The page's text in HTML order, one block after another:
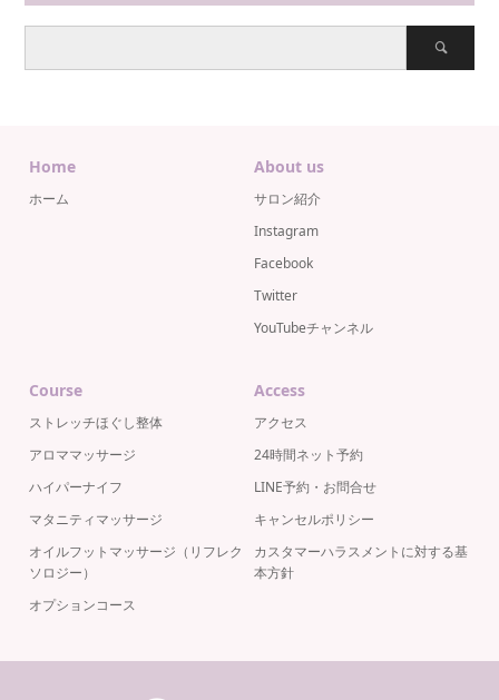
Home
ホーム
About us
サロン紹介
Instagram
Facebook
Twitter
YouTubeチャンネル
Course
ストレッチほぐし整体
アロママッサージ
ハイパーナイフ
マタニティマッサージ
オイルフットマッサージ（リフレク
ソロジー）
オプションコース
Access
アクセス
24時間ネット予約
LINE予約・お問合せ
キャンセルポリシー
カスタマーハラスメントに対する基
本方針